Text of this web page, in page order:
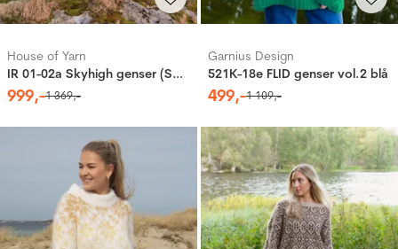
House of Yarn
IR 01-02a Skyhigh genser (Soft)
999,-1 369,-
Garnius Design
521K-18e FLID genser vol.2 blå
499,-1 109,-